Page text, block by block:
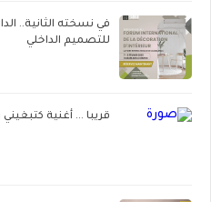
في نسخته الثانية..
للتصميم الداخلي
قريبا ... أغنية